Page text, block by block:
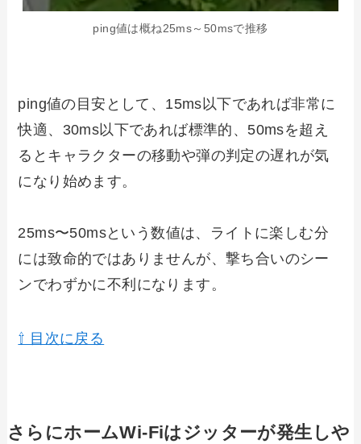
ping値は概ね25ms～50msで推移
ping値の目安として、15ms以下であれば非常に
快適、30ms以下であれば標準的、50msを超え
るとキャラクターの移動や弾の判定の遅れが気
になり始めます。
25ms〜50msという数値は、ライトに楽しむ分
には致命的ではありませんが、撃ち合いのシー
ンでわずかに不利になります。
⇧ 目次に戻る
さらにホームWi-Fiはジッターが発生しや